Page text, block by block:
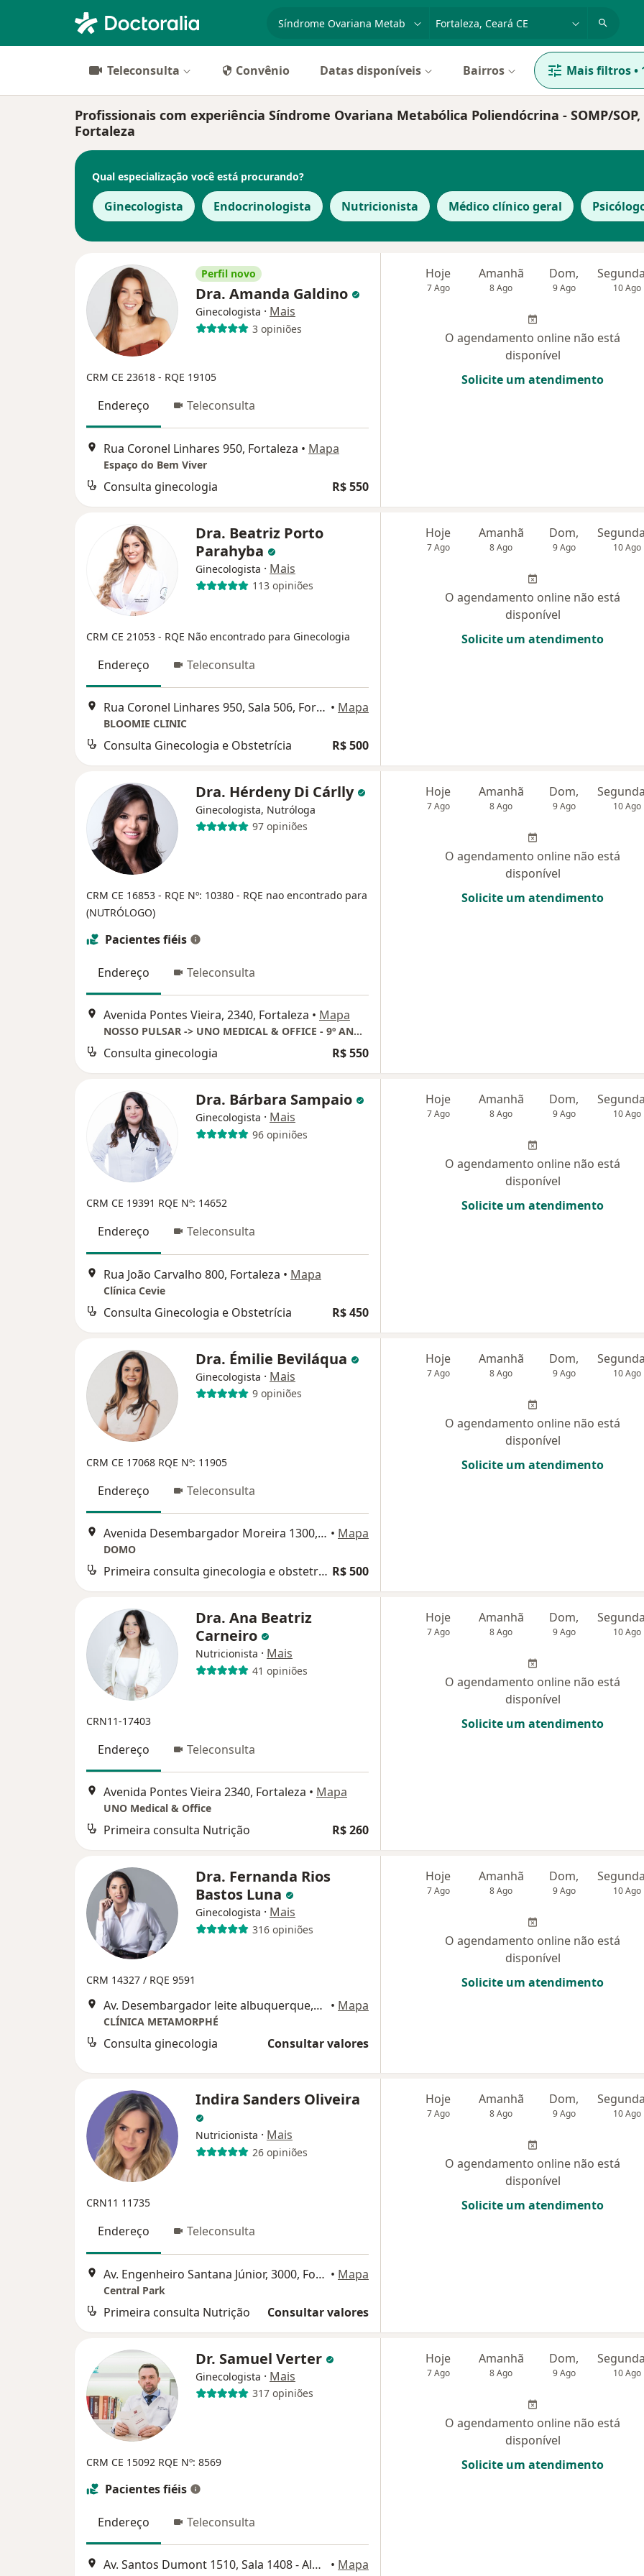
especialidade, doença ou nomecidade ou região
Teleconsulta Convênio Datas disponíveis Bairros Mais filtros•
Profissionais com experiência Síndrome Ovariana Metabólica Poliendócrina - SOMP/SOP,
Fortaleza
Qual especialização você está procurando?
Ginecologista Endocrinologista Nutricionista Médico clínico geral
Perfil novo
Dra. Amanda Galdino
Ginecologista · Mais
3 opiniões
CRM CE 23618 - RQE 19105
Endereço Teleconsulta
Rua Coronel Linhares 950, Fortaleza • Mapa
Espaço do Bem Viver
Consulta ginecologia R$ 550
Hoje
7 Ago
Amanhã
8 Ago
Dom,
9 Ago 10 Ago
O agendamento online não está
disponível
Solicite um atendimento
Dra. Beatriz Porto
Parahyba
Ginecologista · Mais
113 opiniões
CRM CE 21053 - RQE Não encontrado para Ginecologia
Endereço Teleconsulta
Rua Coronel Linhares 950, Sala 506, Fortaleza • Mapa
BLOOMIE CLINIC
Consulta Ginecologia e Obstetrícia R$ 500
Hoje
7 Ago
Amanhã
8 Ago
Dom,
9 Ago 10 Ago
O agendamento online não está
disponível
Solicite um atendimento
Dra. Hérdeny Di Cárlly
Ginecologista, Nutróloga
97 opiniões
CRM CE 16853 - RQE Nº: 10380 - RQE nao encontrado para
(NUTRÓLOGO)
Pacientes fiéis
Endereço Teleconsulta
Avenida Pontes Vieira, 2340, Fortaleza • Mapa
NOSSO PULSAR -> UNO MEDICAL & OFFICE - 9º ANDAR - SALA 903 -
Consulta ginecologia R$ 550
Hoje
7 Ago
Amanhã
8 Ago
Dom,
9 Ago 10 Ago
O agendamento online não está
disponível
Solicite um atendimento
Dra. Bárbara Sampaio
Ginecologista · Mais
96 opiniões
CRM CE 19391 RQE Nº: 14652
Endereço Teleconsulta
Rua João Carvalho 800, Fortaleza • Mapa
Clínica Cevie
Consulta Ginecologia e Obstetrícia R$ 450
Hoje
7 Ago
Amanhã
8 Ago
Dom,
9 Ago 10 Ago
O agendamento online não está
disponível
Solicite um atendimento
Dra. Émilie Beviláqua
Ginecologista · Mais
9 opiniões
CRM CE 17068 RQE Nº: 11905
Endereço Teleconsulta
Avenida Desembargador Moreira 1300, Fortaleza • Mapa
DOMO
Primeira consulta ginecologia e obstetrícia R$ 500
Hoje
7 Ago
Amanhã
8 Ago
Dom,
9 Ago 10 Ago
O agendamento online não está
disponível
Solicite um atendimento
Dra. Ana Beatriz
Carneiro
Nutricionista · Mais
41 opiniões
CRN11-17403
Endereço Teleconsulta
Avenida Pontes Vieira 2340, Fortaleza • Mapa
UNO Medical & Office
Primeira consulta Nutrição R$ 260
Hoje
7 Ago
Amanhã
8 Ago
Dom,
9 Ago 10 Ago
O agendamento online não está
disponível
Solicite um atendimento
Dra. Fernanda Rios
Bastos Luna
Ginecologista · Mais
316 opiniões
CRM 14327 / RQE 9591
Av. Desembargador leite albuquerque,636,BS DESIGN/TORRE NORTE/SALA 1119/CLÍNICA METAMORPHÉ, Fortaleza • Mapa
CLÍNICA METAMORPHÉ
Consulta ginecologia Consultar valores
Hoje
7 Ago
Amanhã
8 Ago
Dom,
9 Ago 10 Ago
O agendamento online não está
disponível
Solicite um atendimento
Indira Sanders Oliveira
Nutricionista · Mais
26 opiniões
CRN11 11735
Endereço Teleconsulta
Av. Engenheiro Santana Júnior, 3000, Fortaleza • Mapa
Central Park
Primeira consulta Nutrição Consultar valores
Hoje
7 Ago
Amanhã
8 Ago
Dom,
9 Ago 10 Ago
O agendamento online não está
disponível
Solicite um atendimento
Dr. Samuel Verter
Ginecologista · Mais
317 opiniões
CRM CE 15092 RQE Nº: 8569
Pacientes fiéis
Endereço Teleconsulta
Av. Santos Dumont 1510, Sala 1408 - Aldeota, Fortaleza - CE, Brasil, Fortaleza • Mapa
Hoje
7 Ago
Amanhã
8 Ago
Dom,
9 Ago 10 Ago
O agendamento online não está
disponível
Solicite um atendimento